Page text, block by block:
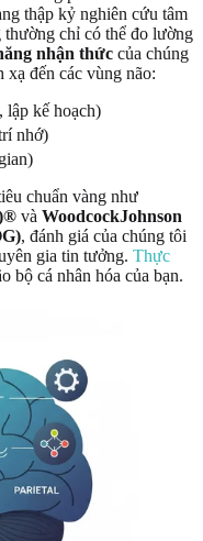
thập kỷ nghiên cứu tâm
chỉ có thể đo lường
nhận thức của chúng
xạ đến các vùng não:
lập kế hoạch)
nhớ)
chuẩn vàng như
và WoodcockJohnson
, đánh giá của chúng tôi
gia tin tưởng. Thực
bộ cá nhân hóa của bạn.